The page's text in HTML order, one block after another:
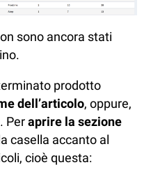
sono ancora stati
prodotto
dell’articolo, oppure,
Peraprire la sezione
casella accanto al
cioè questa: